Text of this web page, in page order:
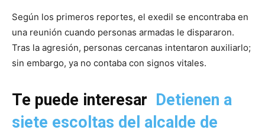
Según los primeros reportes, el exedil se encontraba en
una reunión cuando personas armadas le dispararon.
Tras la agresión, personas cercanas intentaron auxiliarlo;
sin embargo, ya no contaba con signos vitales.
Te puede interesar
Detienen a
siete escoltas del alcalde de